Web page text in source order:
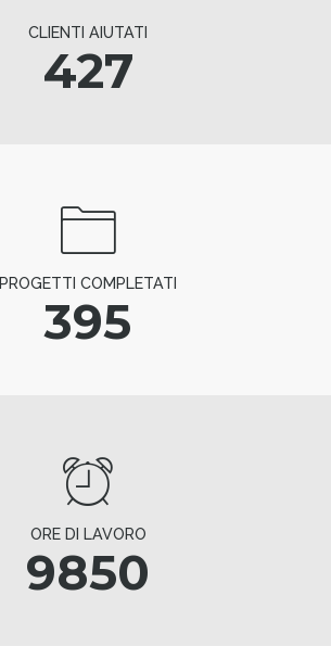
CLIENTI AIUTATI
427
PROGETTI COMPLETATI
395
ORE DI LAVORO
9850